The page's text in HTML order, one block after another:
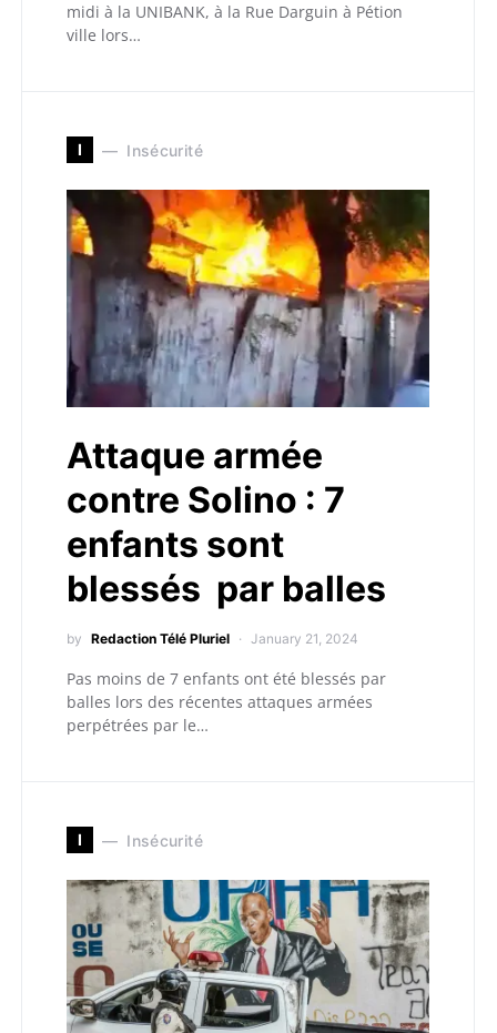
midi à la UNIBANK, à la Rue Darguin à Pétion
ville lors…
I Insécurité
Attaque armée
contre Solino : 7
enfants sont
blessés par balles
by Redaction Télé Pluriel January 21, 2024
Pas moins de 7 enfants ont été blessés par
balles lors des récentes attaques armées
perpétrées par le…
I Insécurité